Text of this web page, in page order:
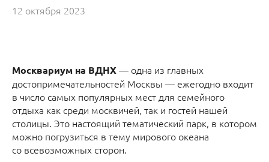
12 октября 2023
Москвариум на ВДНХ— одна из главных
достопримечательностей Москвы — ежегодно входит
в число самых популярных мест для семейного
отдыха как среди москвичей, так и гостей нашей
столицы. Это настоящий тематический парк, в котором
можно погрузиться в тему мирового океана
со всевозможных сторон.